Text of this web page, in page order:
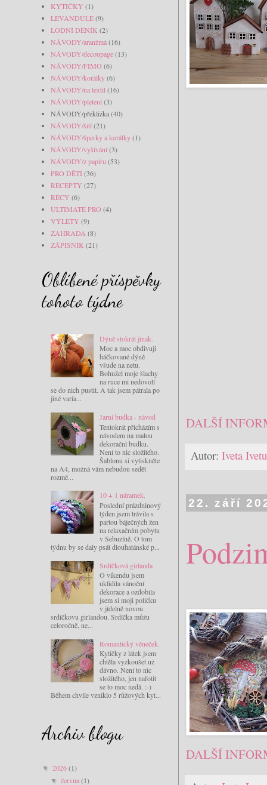
DALŠÍ
Autor: Iveta
22. září
DALŠÍ
KYTIČKY (1)
LEVANDULE(9)
LODNÍ DENÍK (2)
NÁVODY/aranžmá(16)
NÁVODY/decoupage(13)
NÁVODY/FIMO (6)
NÁVODY/korálky(6)
NÁVODY/na textil (16)
NÁVODY/pletení(3)
NÁVODY/překližka(40)
NÁVODY/šití(21)
NÁVODY/šperky a korálky(1)
NÁVODY/vyšívání(3)
NÁVODY/z papíru (53)
PRO DĚTI(36)
RECEPTY (27)
RECY (6)
ULTIMATE PRO (4)
VÝLETY (9)
ZAHRADA (8)
ZÁPISNÍK (21)
Oblíbené příspěvky
tohoto týdne
Dýně stokrát jinak.
Moc a moc obdivuji
háčkované dýně
všude na netu.
Bohužel moje šlachy
na ruce mi nedovolí
se do nich pustit. A tak jsem pátrala po
jiné varia...
Jarní budka - návod
Tentokrát přicházím s
návodem na malou
dekorační budku.
Není to nic složitého.
Šablonu si vytiskněte
na A4, možná vám nebudou sedět
rozmě...
10 + 1 náramek.
Poslední prázdninový
týden jsem trávila s
partou báječných žen
na relaxačním pobytu
v Sebuzíně. O tom
týdnu by se daly psát dlouhatánské p...
Srdíčková girlanda
O víkendu jsem
uklidila vánoční
dekorace a ozdobila
jsem si moji poličku
v jídelně novou
srdíčkovu girlandou. Srdíčka můžu
celoročně, ne...
Romantický věneček.
Kytičky z látek jsem
chtěla vyzkoušet už
dávno. Není to nic
složitého, jen nafotit
se to moc nedá. :-)
Během chvíle vzniklo 5 růžových kyt...
Archiv blogu
▼ 2026(1)
▼června(1)